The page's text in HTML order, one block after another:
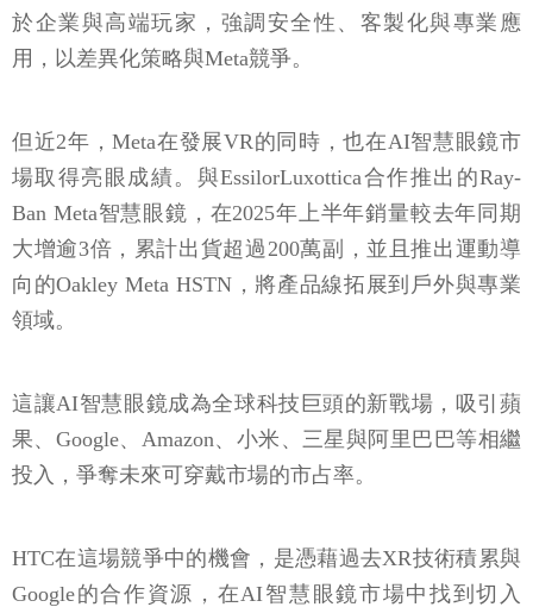
於企業與高端玩家，強調安全性、客製化與專業應
用，以差異化策略與Meta競爭。
但近2年，Meta在發展VR的同時，也在AI智慧眼鏡市
場取得亮眼成績。與EssilorLuxottica合作推出的Ray-
Ban Meta智慧眼鏡，在2025年上半年銷量較去年同期
大增逾3倍，累計出貨超過200萬副，並且推出運動導
向的Oakley Meta HSTN，將產品線拓展到戶外與專業
領域。
這讓AI智慧眼鏡成為全球科技巨頭的新戰場，吸引蘋
果、Google、Amazon、小米、三星與阿里巴巴等相繼
投入，爭奪未來可穿戴市場的市占率。
HTC在這場競爭中的機會，是憑藉過去XR技術積累與
Google的合作資源，在AI智慧眼鏡市場中找到切入